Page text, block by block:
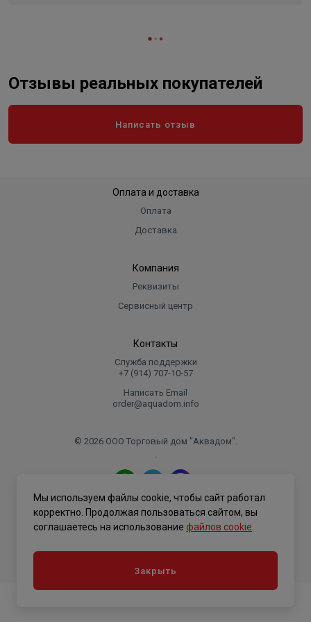
Отзывы реальных покупателей
Написать отзыв
Оплата и доставка
Оплата
Доставка
Компания
Реквизиты
Сервисный центр
Контакты
Служба поддержки
+7 (914) 707‑10‑57
Написать Email
order@aquadom.info
© 2026 ООО Торговый дом "Аквадом".
.
Политика конфиденциальности
Мы используем файлы cookie, чтобы сайт работал
корректно. Продолжая пользоваться сайтом, вы
соглашаетесь на использование файлов cookie
Закрыть